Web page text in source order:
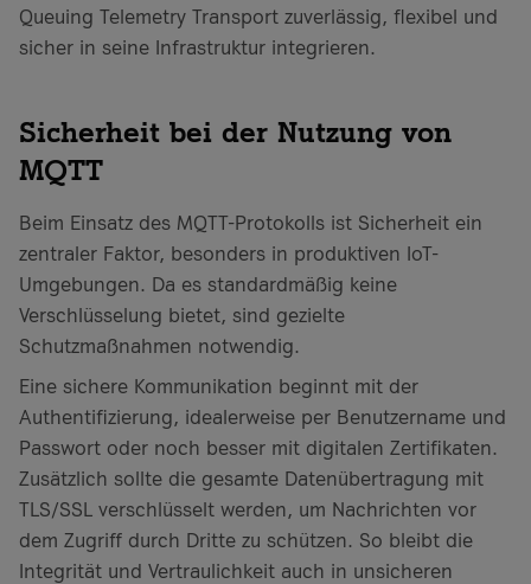
Queuing Telemetry Transport zuverlässig, flexibel und
sicher in seine Infrastruktur integrieren.
Sicherheit bei der Nutzung von
MQTT
Beim Einsatz des MQTT-Protokolls ist Sicherheit ein
zentraler Faktor, besonders in produktiven IoT-
Umgebungen. Da es standardmäßig keine
Verschlüsselung bietet, sind gezielte
Schutzmaßnahmen notwendig.
Eine sichere Kommunikation beginnt mit der
Authentifizierung, idealerweise per Benutzername und
Passwort oder noch besser mit digitalen Zertifikaten.
Zusätzlich sollte die gesamte Datenübertragung mit
TLS/SSL verschlüsselt werden, um Nachrichten vor
dem Zugriff durch Dritte zu schützen. So bleibt die
Integrität und Vertraulichkeit auch in unsicheren